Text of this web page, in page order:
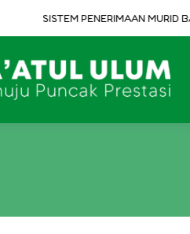
SISTEM PENERIMAAN MURID